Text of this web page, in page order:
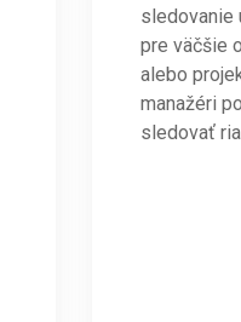
sledovanie
pre väčšie
alebo
manažéri
sledovať